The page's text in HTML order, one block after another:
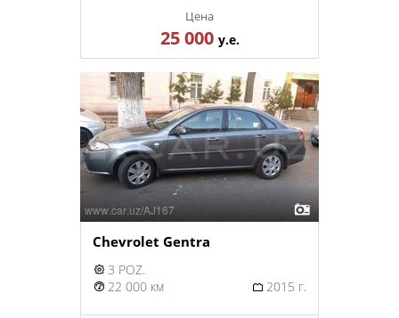
Цена
25 000 у.е.
Chevrolet Gentra
3 POZ.
22 000 км
2015 г.